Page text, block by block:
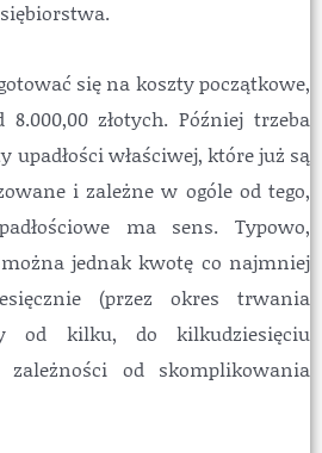
się na koszty początkowe,
złotych. Później trzeba
upadłości właściwej, które już są
i zależne w ogóle od tego,
ma sens. Typowo,
jednak kwotę co najmniej
(przez okres trwania
od kilku, do kilkudziesięciu
od skomplikowania